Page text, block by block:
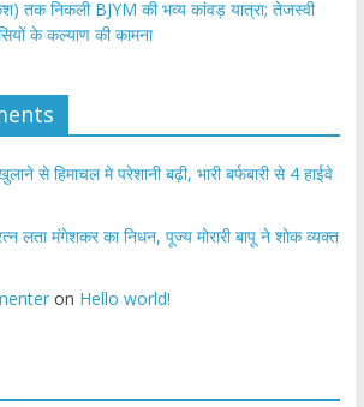
तक निकली BJYM की भव्य कांवड़ यात्रा; तेजस्वी
के कल्याण की कामना
से हिमाचल मे परेशानी बढ़ी, भारी बर्फबारी से 4 हाईवे
लता मंगेशकर का निधन, पूज्य मोरारी बापू ने शोक व्यक्त
on Hello world!